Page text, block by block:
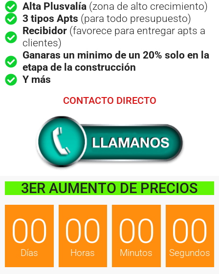
Alta Plusvalía (zona de alto crecimiento)
3 tipos Apts (para todo presupuesto)
Recibidor (favorece para entregar apts a
clientes)
Ganaras un minimo de un 20% solo en la
etapa de la construcción
Y más
CONTACTO DIRECTO
3ER AUMENTO DE PRECIOS
00
Días
00
Horas
00
Minutos
00
Segundos